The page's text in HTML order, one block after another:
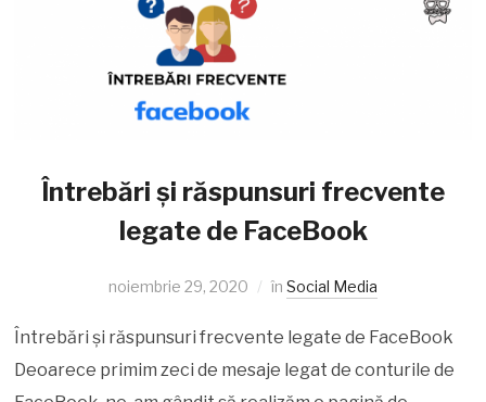
Întrebări și răspunsuri frecvente
legate de FaceBook
noiembrie 29, 2020 în Social Media
Întrebări și răspunsuri frecvente legate de FaceBook
Deoarece primim zeci de mesaje legat de conturile de